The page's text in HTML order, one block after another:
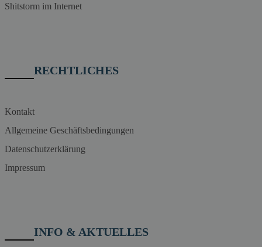
Shitstorm im Internet
RECHTLICHES
Kontakt
Allgemeine Geschäftsbedingungen
Datenschutzerklärung
Impressum
INFO & AKTUELLES